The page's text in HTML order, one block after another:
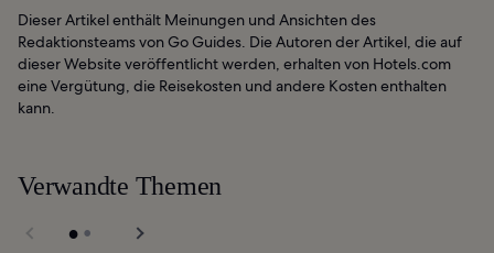
Dieser Artikel enthält Meinungen und Ansichten des
Redaktionsteams von Go Guides. Die Autoren der Artikel, die auf
dieser Website veröffentlicht werden, erhalten von Hotels.com
eine Vergütung, die Reisekosten und andere Kosten enthalten
kann.
Verwandte Themen